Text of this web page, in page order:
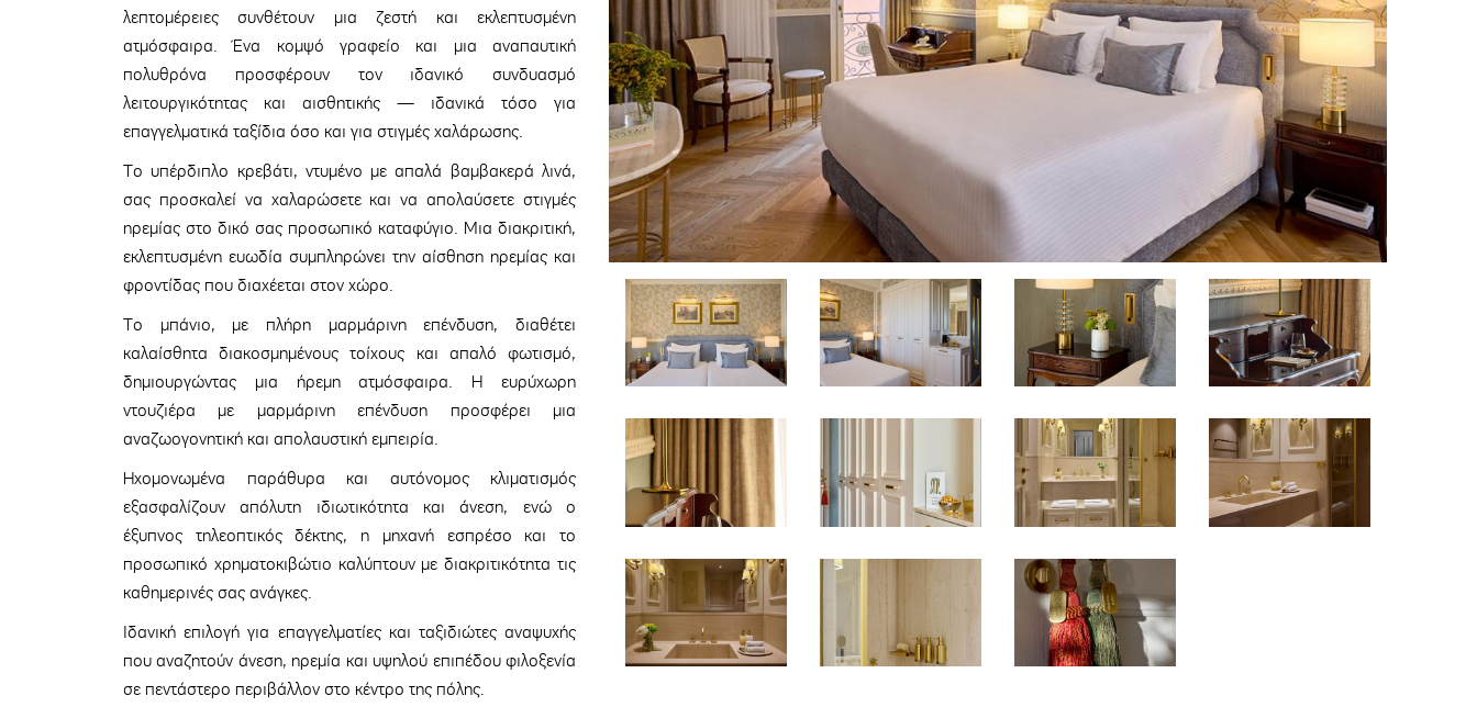
λεπτομέρειες συνθέτουν μια ζεστή και εκλεπτυσμένη
ατμόσφαιρα. Ένα κομψό γραφείο και μια αναπαυτική
πολυθρόνα προσφέρουν τον ιδανικό συνδυασμό
λειτουργικότητας και αισθητικής — ιδανικά τόσο για
επαγγελματικά ταξίδια όσο και για στιγμές χαλάρωσης.
Το υπέρδιπλο κρεβάτι, ντυμένο με απαλά βαμβακερά λινά,
σας προσκαλεί να χαλαρώσετε και να απολαύσετε στιγμές
ηρεμίας στο δικό σας προσωπικό καταφύγιο. Μια διακριτική,
εκλεπτυσμένη ευωδία συμπληρώνει την αίσθηση ηρεμίας και
φροντίδας που διαχέεται στον χώρο.
Το μπάνιο, με πλήρη μαρμάρινη επένδυση, διαθέτει
καλαίσθητα διακοσμημένους τοίχους και απαλό φωτισμό,
δημιουργώντας μια ήρεμη ατμόσφαιρα. Η ευρύχωρη
ντουζιέρα με μαρμάρινη επένδυση προσφέρει μια
αναζωογονητική και απολαυστική εμπειρία.
Ηχομονωμένα παράθυρα και αυτόνομος κλιματισμός
εξασφαλίζουν απόλυτη ιδιωτικότητα και άνεση, ενώ ο
έξυπνος τηλεοπτικός δέκτης, η μηχανή εσπρέσο και το
προσωπικό χρηματοκιβώτιο καλύπτουν με διακριτικότητα τις
καθημερινές σας ανάγκες.
Ιδανική επιλογή για επαγγελματίες και ταξιδιώτες αναψυχής
που αναζητούν άνεση, ηρεμία και υψηλού επιπέδου φιλοξενία
σε πεντάστερο περιβάλλον στο κέντρο της πόλης.